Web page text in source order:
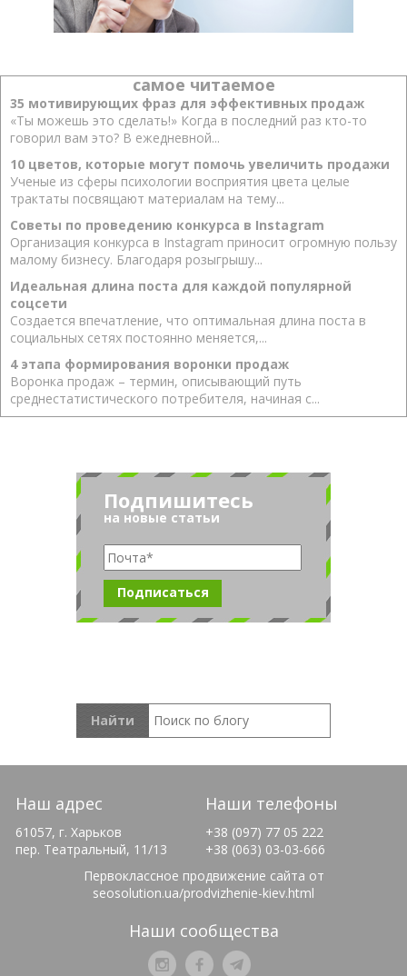
самое читаемое
35 мотивирующих фраз для эффективных продаж
«Ты можешь это сделать!» Когда в последний раз кто-то
говорил вам это? В ежедневной...
10 цветов, которые могут помочь увеличить продажи
Ученые из сферы психологии восприятия цвета целые
трактаты посвящают материалам на тему...
Советы по проведению конкурса в Instagram
Организация конкурса в Instagram приносит огромную пользу
малому бизнесу. Благодаря розыгрышу...
Идеальная длина поста для каждой популярной
соцсети
Создается впечатление, что оптимальная длина поста в
социальных сетях постоянно меняется,...
4 этапа формирования воронки продаж
Воронка продаж – термин, описывающий путь
среднестатистического потребителя, начиная с...
Подпишитесь
на новые статьи
Наш адрес
61057, г. Харьков
пер. Театральный, 11/13
Наши телефоны
+38 (097) 77 05 222
+38 (063) 03-03-666
Первоклассное продвижение сайта от
seosolution.ua/prodvizhenie-kiev.html
Наши сообщества